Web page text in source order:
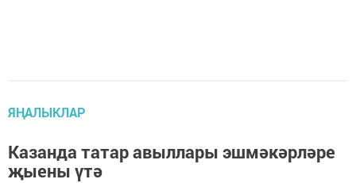
ЯҢАЛЫКЛАР
Казанда татар авыллары эшмәкәрләре
җыены үтә